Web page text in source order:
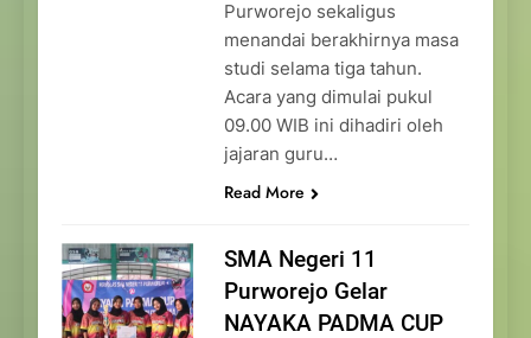
Purworejo sekaligus
menandai berakhirnya masa
studi selama tiga tahun.
Acara yang dimulai pukul
09.00 WIB ini dihadiri oleh
jajaran guru…
Read More
SMA Negeri 11
Purworejo Gelar
NAYAKA PADMA CUP